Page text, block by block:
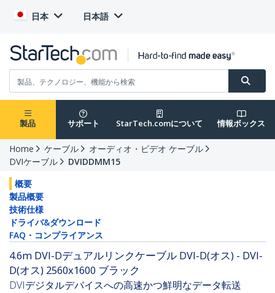
日本 日本語
製品 サポート StarTech.comについて 情報ボックス
Home ケーブル
オーディオ・ビデオ ケーブル
DVIケーブル
DVIDDMM15
概要
製品概要
技術仕様
ドライバ&ダウンロード
FAQ・コンプライアンス
4.6m DVI-Dデュアルリンクケーブル DVI-D(オス) - DVI-
D(オス) 2560x1600 ブラック
DVIデジタルデバイスへの高速かつ鮮明なデータ転送